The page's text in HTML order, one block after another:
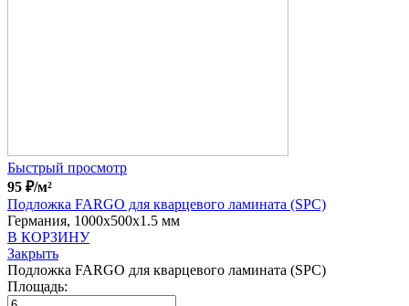
Быстрый просмотр
95 ₽/м²
Подложка FARGO для кварцевого ламината (SPC)
Германия, 1000x500x1.5 мм
В КОРЗИНУ
Закрыть
Подложка FARGO для кварцевого ламината (SPC)
Площадь: